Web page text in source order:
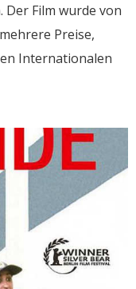
Der Film wurde von
Preise,
Internationalen